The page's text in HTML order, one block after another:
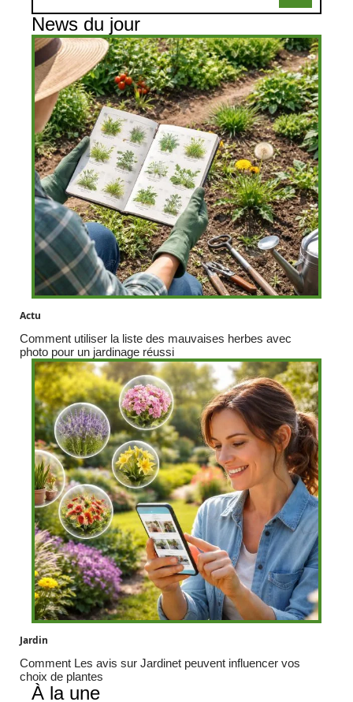
News du jour
Actu
Comment utiliser la liste des mauvaises herbes avec
photo pour un jardinage réussi
Jardin
Comment Les avis sur Jardinet peuvent influencer vos
choix de plantes
À la une